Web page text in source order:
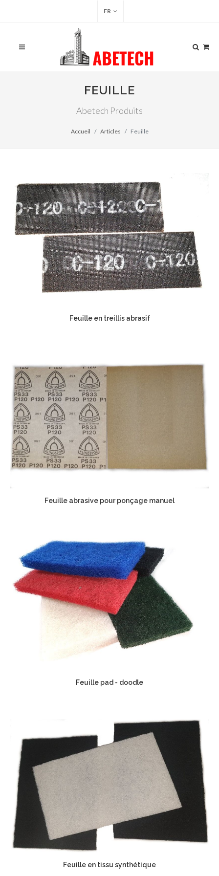
FR
FEUILLE
Abetech Produits
Accueil Articles Feuille
Feuille en treillis abrasif
Feuille abrasive pour ponçage manuel
Feuille pad - doodle
Feuille en tissu synthétique